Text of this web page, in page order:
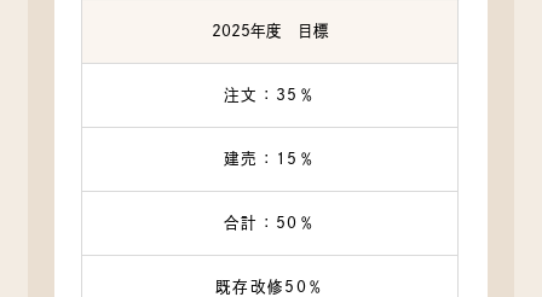
2025年度 目標
注文：35％
建売：15％
合計：50％
既存改修50％